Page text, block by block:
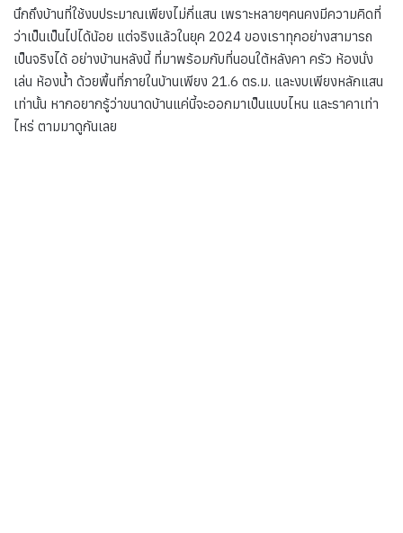
นึกถึงบ้านที่ใช้งบประมาณเพียงไม่กี่แสน เพราะหลายๆคนคงมีความคิดที่
ว่าเป็นเป็นไปได้น้อย แต่จริงแล้วในยุค 2024 ของเราทุกอย่างสามารถ
เป็นจริงได้ อย่างบ้านหลังนี้ ที่มาพร้อมกับที่นอนใต้หลังคา ครัว ห้องนั่ง
เล่น ห้องน้ำ ด้วยพื้นที่ภายในบ้านเพียง 21.6 ตร.ม. และงบเพียงหลักแสน
เท่านั้น หากอยากรู้ว่าขนาดบ้านแค่นี้จะออกมาเป็นแบบไหน และราคาเท่า
ไหร่ ตามมาดูกันเลย